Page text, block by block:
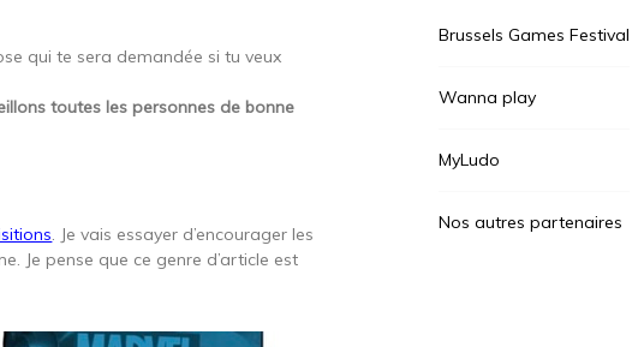
qui te sera demandée si tu veux
toutes les personnes de bonne
. Je vais essayer d’encourager les
Je pense que ce genre d’article est
Brussels Games Festival
Wanna play
MyLudo
Nos autres partenaires